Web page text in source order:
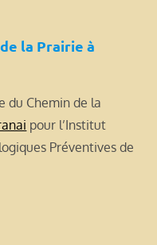
la Prairie à
du Chemin de la
pour l’Institut
Préventives de